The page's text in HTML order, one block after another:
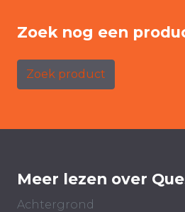
Zoek nog een
Zoek product
Meer lezen over
Achtergrond